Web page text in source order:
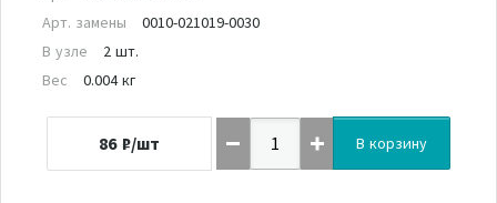
Арт. замены
0010-021019-0030
В узле
2 шт.
Вес
0.004 кг
86 ₽/шт В корзину